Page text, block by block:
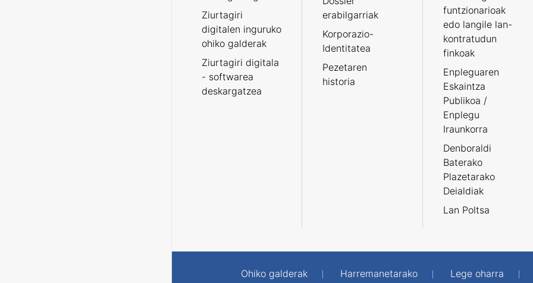
Ziurtagiri
digitalen inguruko
ohiko galderak
Ziurtagiri digitala
- softwarea
deskargatzea
erabilgarriak
Korporazio-
Identitatea
Pezetaren
historia
funtzionarioak
edo langile lan-
kontratudun
finkoak
Enpleguaren
Eskaintza
Publikoa /
Enplegu
Iraunkorra
Denboraldi
Baterako
Plazetarako
Deialdiak
Lan Poltsa
Ohiko galderak Harremanetarako Lege oharra